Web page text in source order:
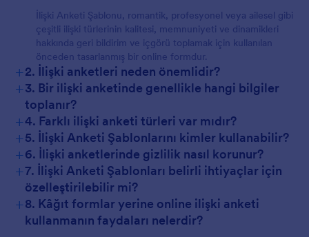
İlişki Anketi Şablonu, romantik, profesyonel veya ailesel gibi
çeşitli ilişki türlerinin kalitesi, memnuniyeti ve dinamikleri
hakkında geri bildirim ve içgörü toplamak için kullanılan
önceden tasarlanmış bir online formdur.
+2. İlişki anketleri neden önemlidir?
+3. Bir ilişki anketinde genellikle hangi bilgiler
toplanır?
+4. Farklı ilişki anketi türleri var mıdır?
+5. İlişki Anketi Şablonlarını kimler kullanabilir?
+6. İlişki anketlerinde gizlilik nasıl korunur?
+7. İlişki Anketi Şablonları belirli ihtiyaçlar için
özelleştirilebilir mi?
+8. Kâğıt formlar yerine online ilişki anketi
kullanmanın faydaları nelerdir?